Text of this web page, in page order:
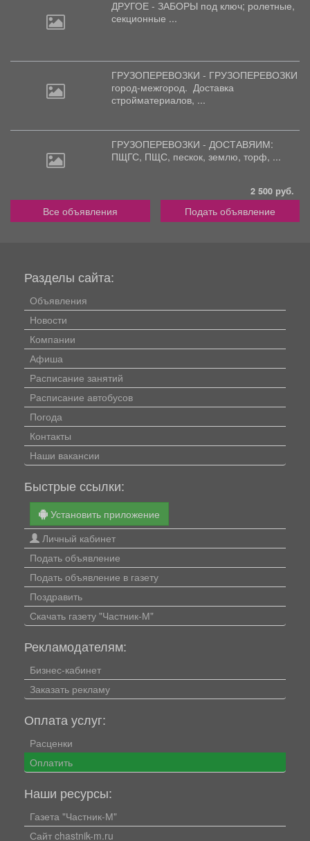
ДРУГОЕ - ЗАБОРЫ под ключ; ролетные,
секционные ...
ГРУЗОПЕРЕВОЗКИ - ГРУЗОПЕРЕВОЗКИ
город-межгород. Доставка
стройматериалов, ...
ГРУЗОПЕРЕВОЗКИ - ДОСТАВЯИМ:
ПЩГС, ПЩС, пескок, землю, торф, ...
2 500 руб.
Все объявления Подать объявление
Разделы сайта:
Объявления
Новости
Компании
Афиша
Расписание занятий
Расписание автобусов
Погода
Контакты
Наши вакансии
Быстрые ссылки:
Установить приложение
Личный кабинет
Подать объявление
Подать объявление в газету
Поздравить
Скачать газету "Частник-М"
Рекламодателям:
Бизнес-кабинет
Заказать рекламу
Оплата услуг:
Расценки
Оплатить
Наши ресурсы:
Газета "Частник-М"
Сайт chastnik-m.ru